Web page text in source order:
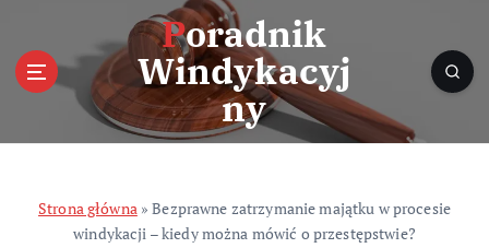
Poradnik
Windykacyj
ny
Strona główna »Bezprawne zatrzymanie majątku w procesie
windykacji – kiedy można mówić o przestępstwie?